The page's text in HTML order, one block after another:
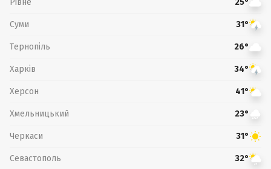
25°
Суми 31°
Тернопіль 26°
Харків 34°
Херсон 41°
Хмельницький 23°
Черкаси 31°
Севастополь 32°